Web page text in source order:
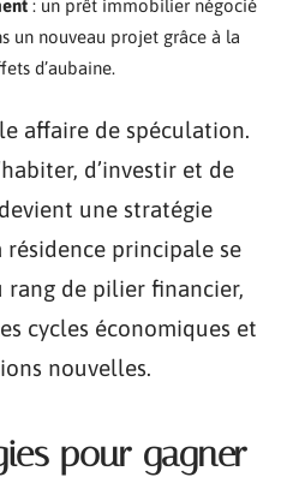
: un prêt immobilier négocié
un nouveau projet grâce à la
d’aubaine.
affaire de spéculation.
d’investir et de
une stratégie
résidence principale se
rang de pilier financier,
cycles économiques et
nouvelles.
pour gagner